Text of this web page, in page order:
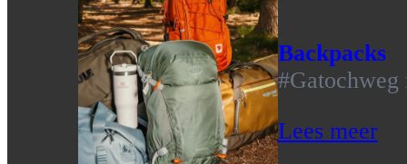
Backpacks
#Gatochweg
Lees meer